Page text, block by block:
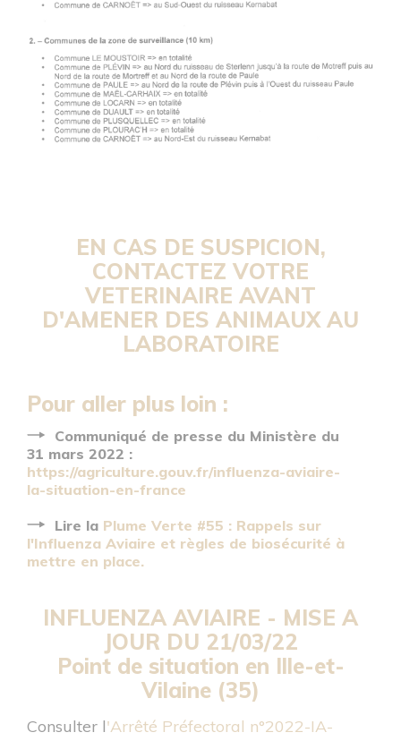
EN CAS DE SUSPICION,
CONTACTEZ VOTRE
VETERINAIRE AVANT
D'AMENER DES ANIMAUX AU
LABORATOIRE
Pour aller plus loin :
Communiqué de presse du Ministère du
31 mars 2022 :
https://agriculture.gouv.fr/influenza-aviaire-
la-situation-en-france
Lire la Plume Verte #55 : Rappels sur
l'Influenza Aviaire et règles de biosécurité à
mettre en place.
INFLUENZA AVIAIRE - MISE A
JOUR DU 21/03/22
Point de situation en Ille-et-
Vilaine (35)
Consulter l'Arrêté Préfectoral n°2022-IA-